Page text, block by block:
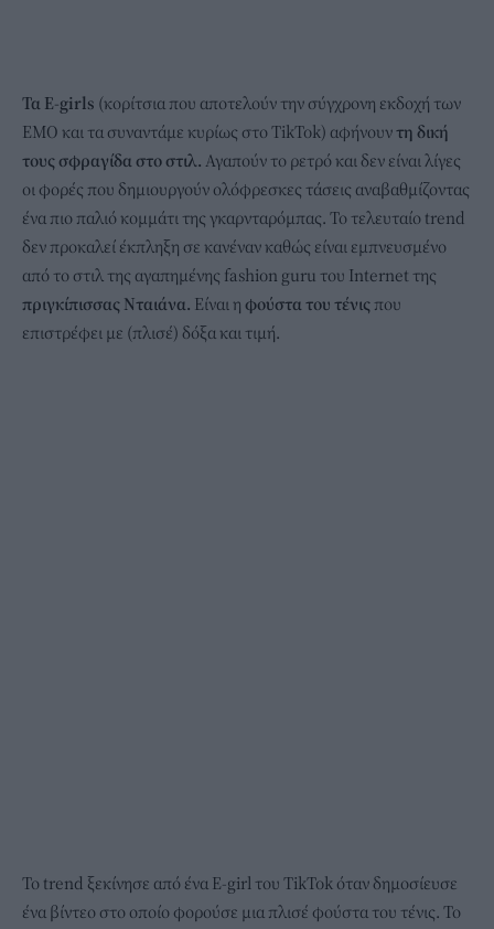
Τα E-girls (κορίτσια που αποτελούν την σύγχρονη εκδοχή των
EMO και τα συναντάμε κυρίως στο TikTok) αφήνουντη δική
τους σφραγίδα στο στιλ. Αγαπούν το ρετρό και δεν είναι λίγες
οι φορές που δημιουργούν ολόφρεσκες τάσεις αναβαθμίζοντας
ένα πιο παλιό κομμάτι της γκαρνταρόμπας. Το τελευταίο trend
δεν προκαλεί έκπληξη σε κανέναν καθώς είναι εμπνευσμένο
από το στιλ της αγαπημένης fashion guru του Internet της
πριγκίπισσας Νταιάνα. Είναι η φούστα του τένις που
επιστρέφει με (πλισέ) δόξα και τιμή.
Το trend ξεκίνησε από ένα E-girl του ΤikTok όταν δημοσίευσε
ένα βίντεο στο οποίο φορούσε μια πλισέ φούστα του τένις. Το